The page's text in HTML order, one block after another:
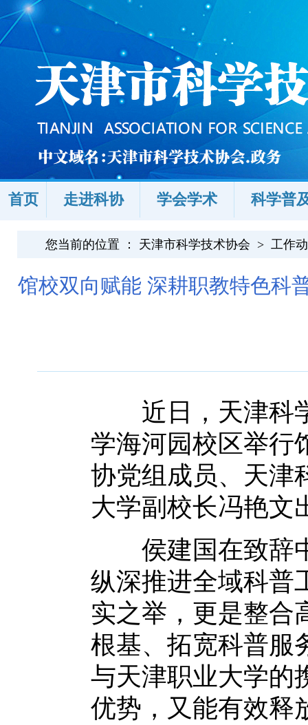
首页 走进科协 学会学术 科学普
您当前的位置 ： 天津市科学技术协会 > 工作
馆校双向赋能 深耕职教特色
近日，天津科学
学海河园校区举行
协党组成员、天津
大学副校长冯艳文
侯建国在致辞中
纵深推进全域科普
实之举，更是整合
根基、拓宽科普服
与天津职业大学的
优势，又能有效释